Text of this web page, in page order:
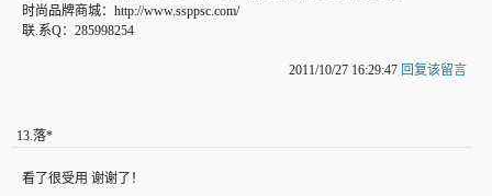
时尚品牌商城：http://www.ssppsc.com/
联.系Q：285998254
2011/10/27 16:29:47 回复该留言
13.落*
看了很受用 谢谢了！